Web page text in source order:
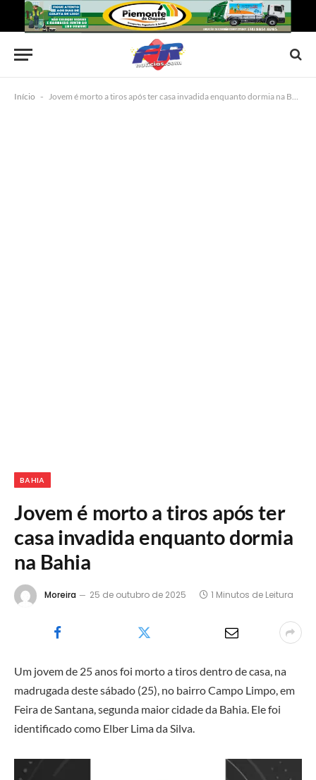
Início - Jovem é morto a tiros após ter casa invadida enquanto dormia na Bahia
BAHIA
Jovem é morto a tiros após ter
casa invadida enquanto dormia
na Bahia
Moreira 25 de outubro de 2025 1 Minutos de Leitura
Um jovem de 25 anos foi morto a tiros dentro de casa, na
madrugada deste sábado (25), no bairro Campo Limpo, em
Feira de Santana, segunda maior cidade da Bahia. Ele foi
identificado como Elber Lima da Silva.